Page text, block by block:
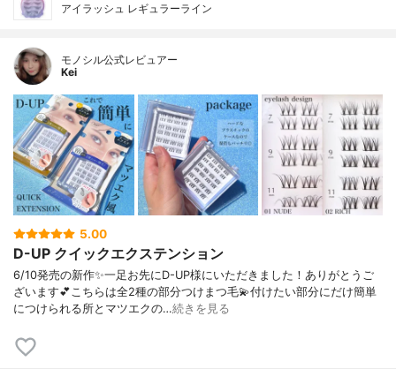
アイラッシュ レギュラーライン
モノシル公式レビュアー
Kei
5.00
D-UP クイックエクステンション
6/10発売の新作✨一足お先にD-UP様にいただきました！ありがとうご
ざいます💕こちらは全2種の部分つけまつ毛💫付けたい部分にだけ簡単
につけられる所とマツエクの…続きを見る